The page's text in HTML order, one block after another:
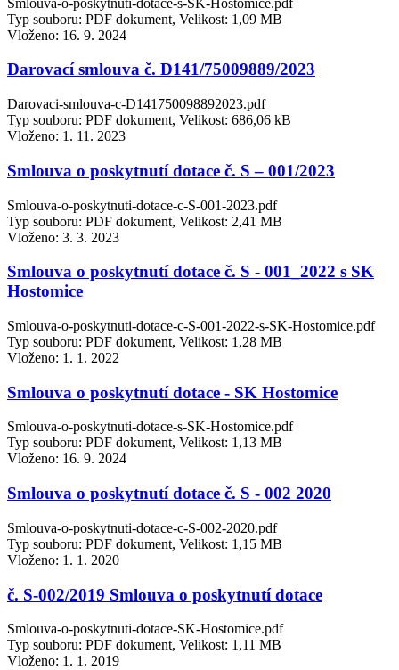
Typ souboru: PDF dokument, Velikost: 1,09 MB
Vloženo: 16. 9. 2024
Darovací smlouva č. D141/75009889/2023
Darovaci-smlouva-c-D141750098892023.pdf
Typ souboru: PDF dokument, Velikost: 686,06 kB
Vloženo: 1. 11. 2023
Smlouva o poskytnutí dotace č. S – 001/2023
Smlouva-o-poskytnuti-dotace-c-S-001-2023.pdf
Typ souboru: PDF dokument, Velikost: 2,41 MB
Vloženo: 3. 3. 2023
Smlouva o poskytnutí dotace č. S - 001_2022 s SK
Hostomice
Smlouva-o-poskytnuti-dotace-c-S-001-2022-s-SK-Hostomice.pdf
Typ souboru: PDF dokument, Velikost: 1,28 MB
Vloženo: 1. 1. 2022
Smlouva o poskytnutí dotace - SK Hostomice
Smlouva-o-poskytnuti-dotace-s-SK-Hostomice.pdf
Typ souboru: PDF dokument, Velikost: 1,13 MB
Vloženo: 16. 9. 2024
Smlouva o poskytnutí dotace č. S - 002 2020
Smlouva-o-poskytnuti-dotace-c-S-002-2020.pdf
Typ souboru: PDF dokument, Velikost: 1,15 MB
Vloženo: 1. 1. 2020
č. S-002/2019 Smlouva o poskytnutí dotace
Smlouva-o-poskytnuti-dotace-SK-Hostomice.pdf
Typ souboru: PDF dokument, Velikost: 1,11 MB
Vloženo: 1. 1. 2019